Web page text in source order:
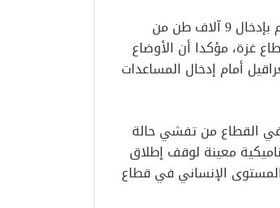
وأوضح أن الجيش الإسرائيلي سمح فقط منذ 19 مايو الماضي حتى اليوم بإدخال 9 آلاف طن من
غزة، مؤكدا أن الأوضاع
أمام إدخال المساعدات
في القطاع من تفشي حالة
معينة لوقف إطلاق
المستوى الإنساني في قطاع